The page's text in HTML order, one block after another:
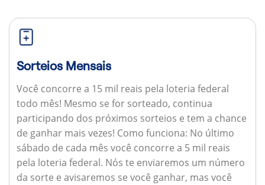
Sorteios Mensais
Você concorre a 15 mil reais pela loteria federal
todo mês! Mesmo se for sorteado, continua
participando dos próximos sorteios e tem a chance
de ganhar mais vezes! Como funciona: No último
sábado de cada mês você concorre a 5 mil reais
pela loteria federal. Nós te enviaremos um número
da sorte e avisaremos se você ganhar, mas você